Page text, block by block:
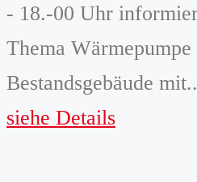
- 18.-00 Uhr
Thema
Bestandsgebäude
siehe Details